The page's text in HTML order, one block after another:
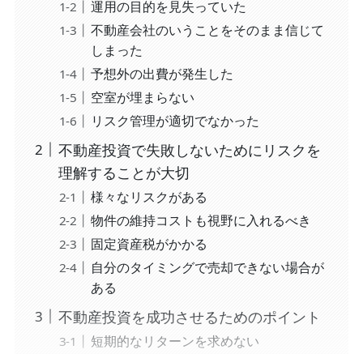
運用の目的を見失っていた
不動産会社のいうことをそのまま信じて
しまった
予想外の出費が発生した
空室が埋まらない
リスク管理が適切でなかった
不動産投資で失敗しないためにリスクを
理解することが大切
様々なリスクがある
物件の維持コストも視野に入れるべき
固定資産税がかかる
自分のタイミングで売却できない場合が
ある
不動産投資を成功させるためのポイント
短期的なリターンを求めない